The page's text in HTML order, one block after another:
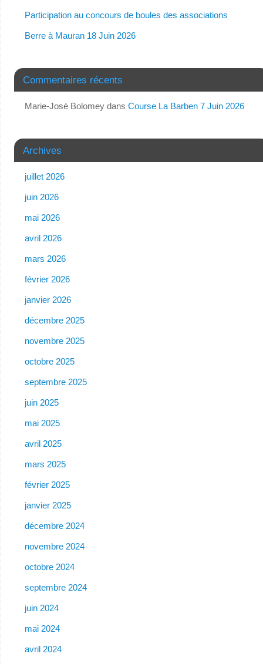
Participation au concours de boules des associations
Berre à Mauran 18 Juin 2026
Commentaires récents
Marie-José Bolomeydans Course La Barben 7 Juin 2026
Archives
juillet 2026
juin 2026
mai 2026
avril 2026
mars 2026
février 2026
janvier 2026
décembre 2025
novembre 2025
octobre 2025
septembre 2025
juin 2025
mai 2025
avril 2025
mars 2025
février 2025
janvier 2025
décembre 2024
novembre 2024
octobre 2024
septembre 2024
juin 2024
mai 2024
avril 2024